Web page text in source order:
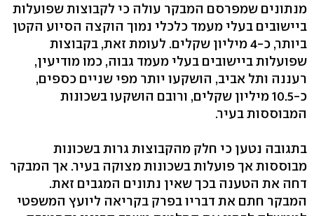
מנתונים שמפרסם המבקר עולה כי לקבוצות שפועלות
ביישובים בעלי מעמד כלכלי נמוך הוקצה הסיוע הקטן
ביותר, כ-4 מיליון שקלים. לעומת זאת, בקבוצות
שפועלות ביישובים בעלי מעמד גבוה, כמו מודיעין,
רעננה ותל אביב, הושקעו יותר מפי שניים כספים,
כ-10.5 מיליון שקלים, ורובם הושקעו בשכונות
המבוססות בעיר.
בתגובה נטען כי חלק מהקבוצות גרות בשכונות
מבוססות אך פועלות בשכונות מצוקה בעיר. אך המבקר
דחה את הטענה בכך שאין נתונים המגבים זאת.
המבקר חתם את דבריו בפרק בקריאה ליועץ המשפטי